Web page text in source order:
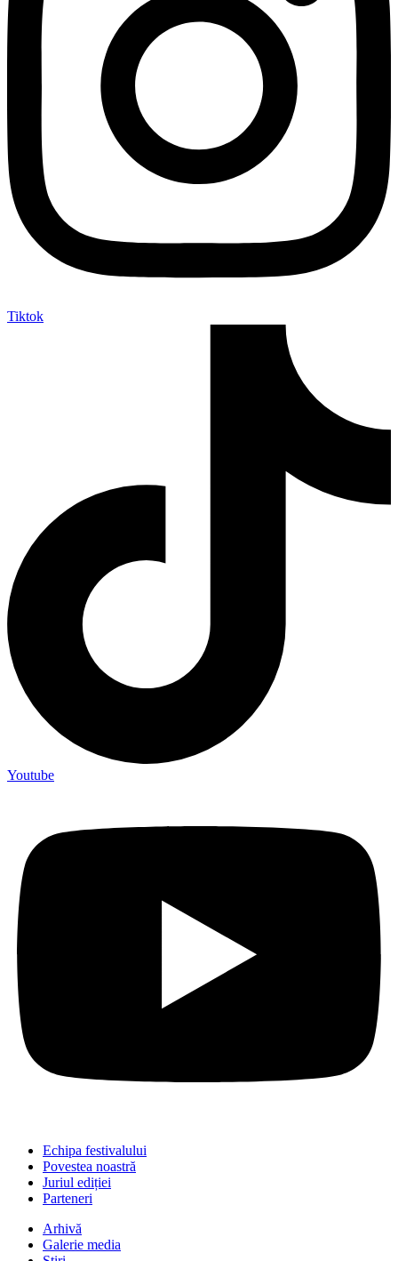
Tiktok
Youtube
Echipa festivalului
Povestea noastră
Juriul ediției
Parteneri
Arhivă
Galerie media